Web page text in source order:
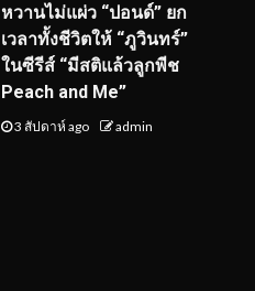
หวานไม่แผ่ว “ปอนด์” ยก
เวลาทั้งชีวิตให้ “ภูวินทร์”
ในซีรีส์ “มีสติแล้วลูกพีช
Peach and Me”
3 สัปดาห์ ago admin